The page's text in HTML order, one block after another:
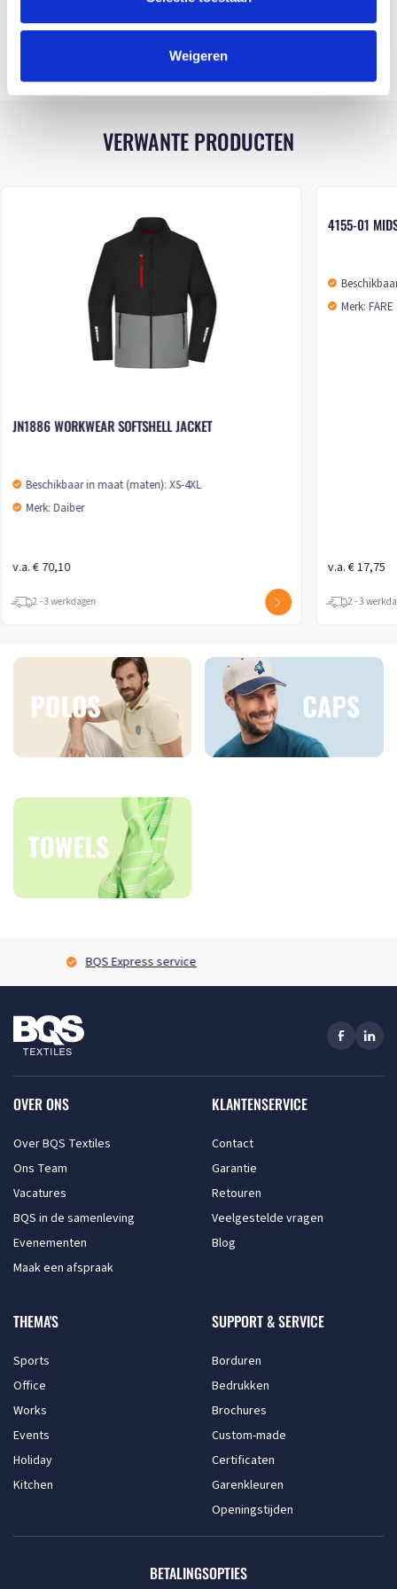
Weigeren
VERWANTE PRODUCTEN
JN1886 WORKWEAR SOFTSHELL JACKET
Beschikbaar in maat (maten): XS-4XL
Merk: Daiber
v.a. € 70,10
2 - 3 werkdagen
4155-01
Merk: FARE
v.a. € 17,75
2 - 3
BQS Express service
OVER ONS
Over BQS Textiles
Ons Team
Vacatures
BQS in de samenleving
Evenementen
Maak een afspraak
KLANTENSERVICE
Contact
Garantie
Retouren
Veelgestelde vragen
Blog
THEMA'S
Sports
Office
Works
Events
Holiday
Kitchen
SUPPORT & SERVICE
Borduren
Bedrukken
Brochures
Custom-made
Certificaten
Garenkleuren
Openingstijden
BETALINGSOPTIES